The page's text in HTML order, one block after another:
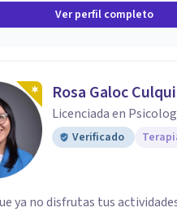
Ver perfil completo
Rosa Galoc Culqui
Licenciada en
Verificado
ya no disfrutas tus